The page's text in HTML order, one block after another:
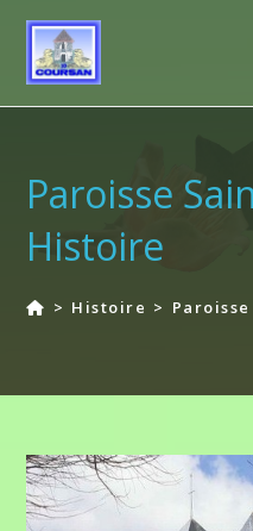
content
Paroisse
Histoire
> Histoire >